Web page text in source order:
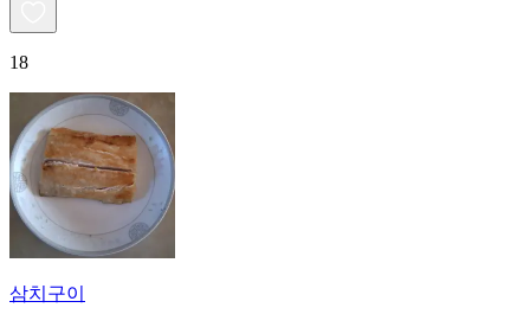
18
삼치구이